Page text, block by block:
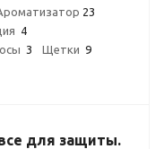
23
4
3 Щетки 9
для защиты.